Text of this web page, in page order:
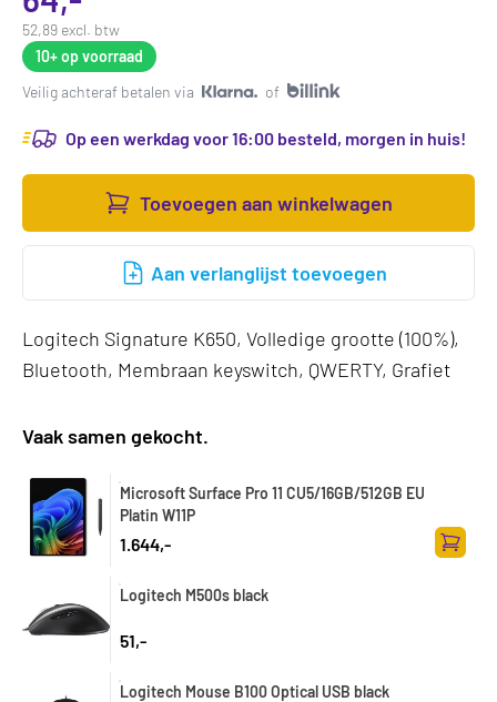
52,89 excl. btw
10+op voorraad
Veilig achteraf betalen via
of
Op een werkdag voor 16:00 besteld, morgen in huis!
Toevoegen aan winkelwagen
Aan verlanglijst toevoegen
Logitech Signature K650, Volledige grootte (100%),
Bluetooth, Membraan keyswitch, QWERTY, Grafiet
Vaak samen gekocht.
Microsoft Surface Pro 11 CU5/16GB/512GB EU
Platin W11P
1.644,-
Logitech M500s black
51,-
Logitech Mouse B100 Optical USB black